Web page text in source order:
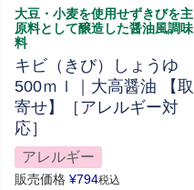
大豆・小麦を使用せずきびを主
原料として醸造した醤油風調味
料
キビ（きび）しょうゆ
500ｍｌ｜大高醤油 【取
寄せ】［アレルギー対
応］
アレルギー
販売価格 ¥794税込